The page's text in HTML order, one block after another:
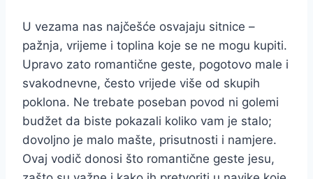
U vezama nas najčešće osvajaju sitnice –
pažnja, vrijeme i toplina koje se ne mogu kupiti.
Upravo zato romantične geste, pogotovo male i
svakodnevne, često vrijede više od skupih
poklona. Ne trebate poseban povod ni golemi
budžet da biste pokazali koliko vam je stalo;
dovoljno je malo mašte, prisutnosti i namjere.
Ovaj vodič donosi što romantične geste jesu,